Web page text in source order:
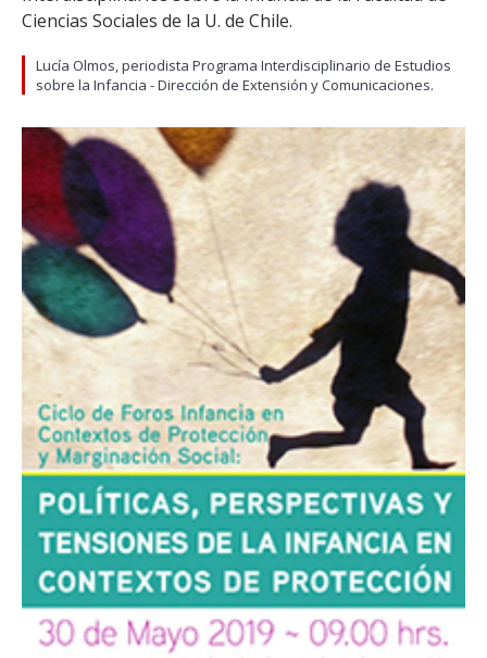
Ciencias Sociales de la U. de Chile.
Lucía Olmos, periodista Programa Interdisciplinario de Estudios
sobre la Infancia - Dirección de Extensión y Comunicaciones.